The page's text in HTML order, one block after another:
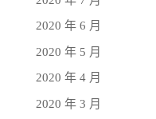
2020 年 6 月
2020 年 5 月
2020 年 4 月
2020 年 3 月